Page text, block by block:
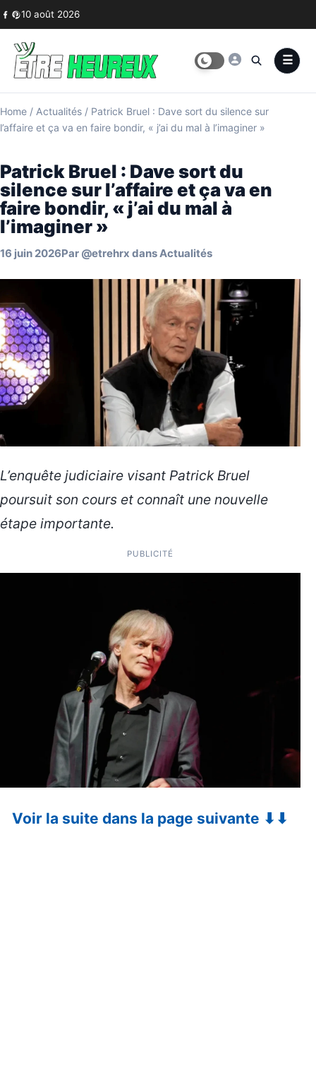
Skip to content
10 août 2026
Home / Actualités / Patrick Bruel : Dave sort du silence sur
l’affaire et ça va en faire bondir, « j’ai du mal à l’imaginer »
Patrick Bruel : Dave sort du
silence sur l’affaire et ça va en
faire bondir, « j’ai du mal à
l’imaginer »
16 juin 2026Par @etrehrx dansActualités
L’enquête judiciaire visant Patrick Bruel
poursuit son cours et connaît une nouvelle
étape importante.
PUBLICITÉ
Voir la suite dans la page suivante ⬇⬇